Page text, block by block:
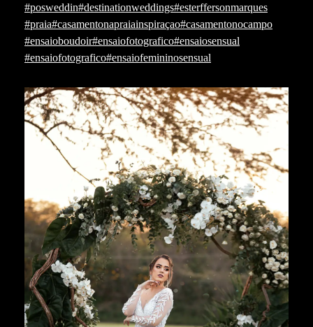
#posweddin#destinationweddings#esterffersonmarques
#praia#casamentonapraiainspiraçao#casamentonocampo
#ensaioboudoir#ensaiofotografico#ensaiosensual
#ensaiofotografico#ensaiofemininosensual